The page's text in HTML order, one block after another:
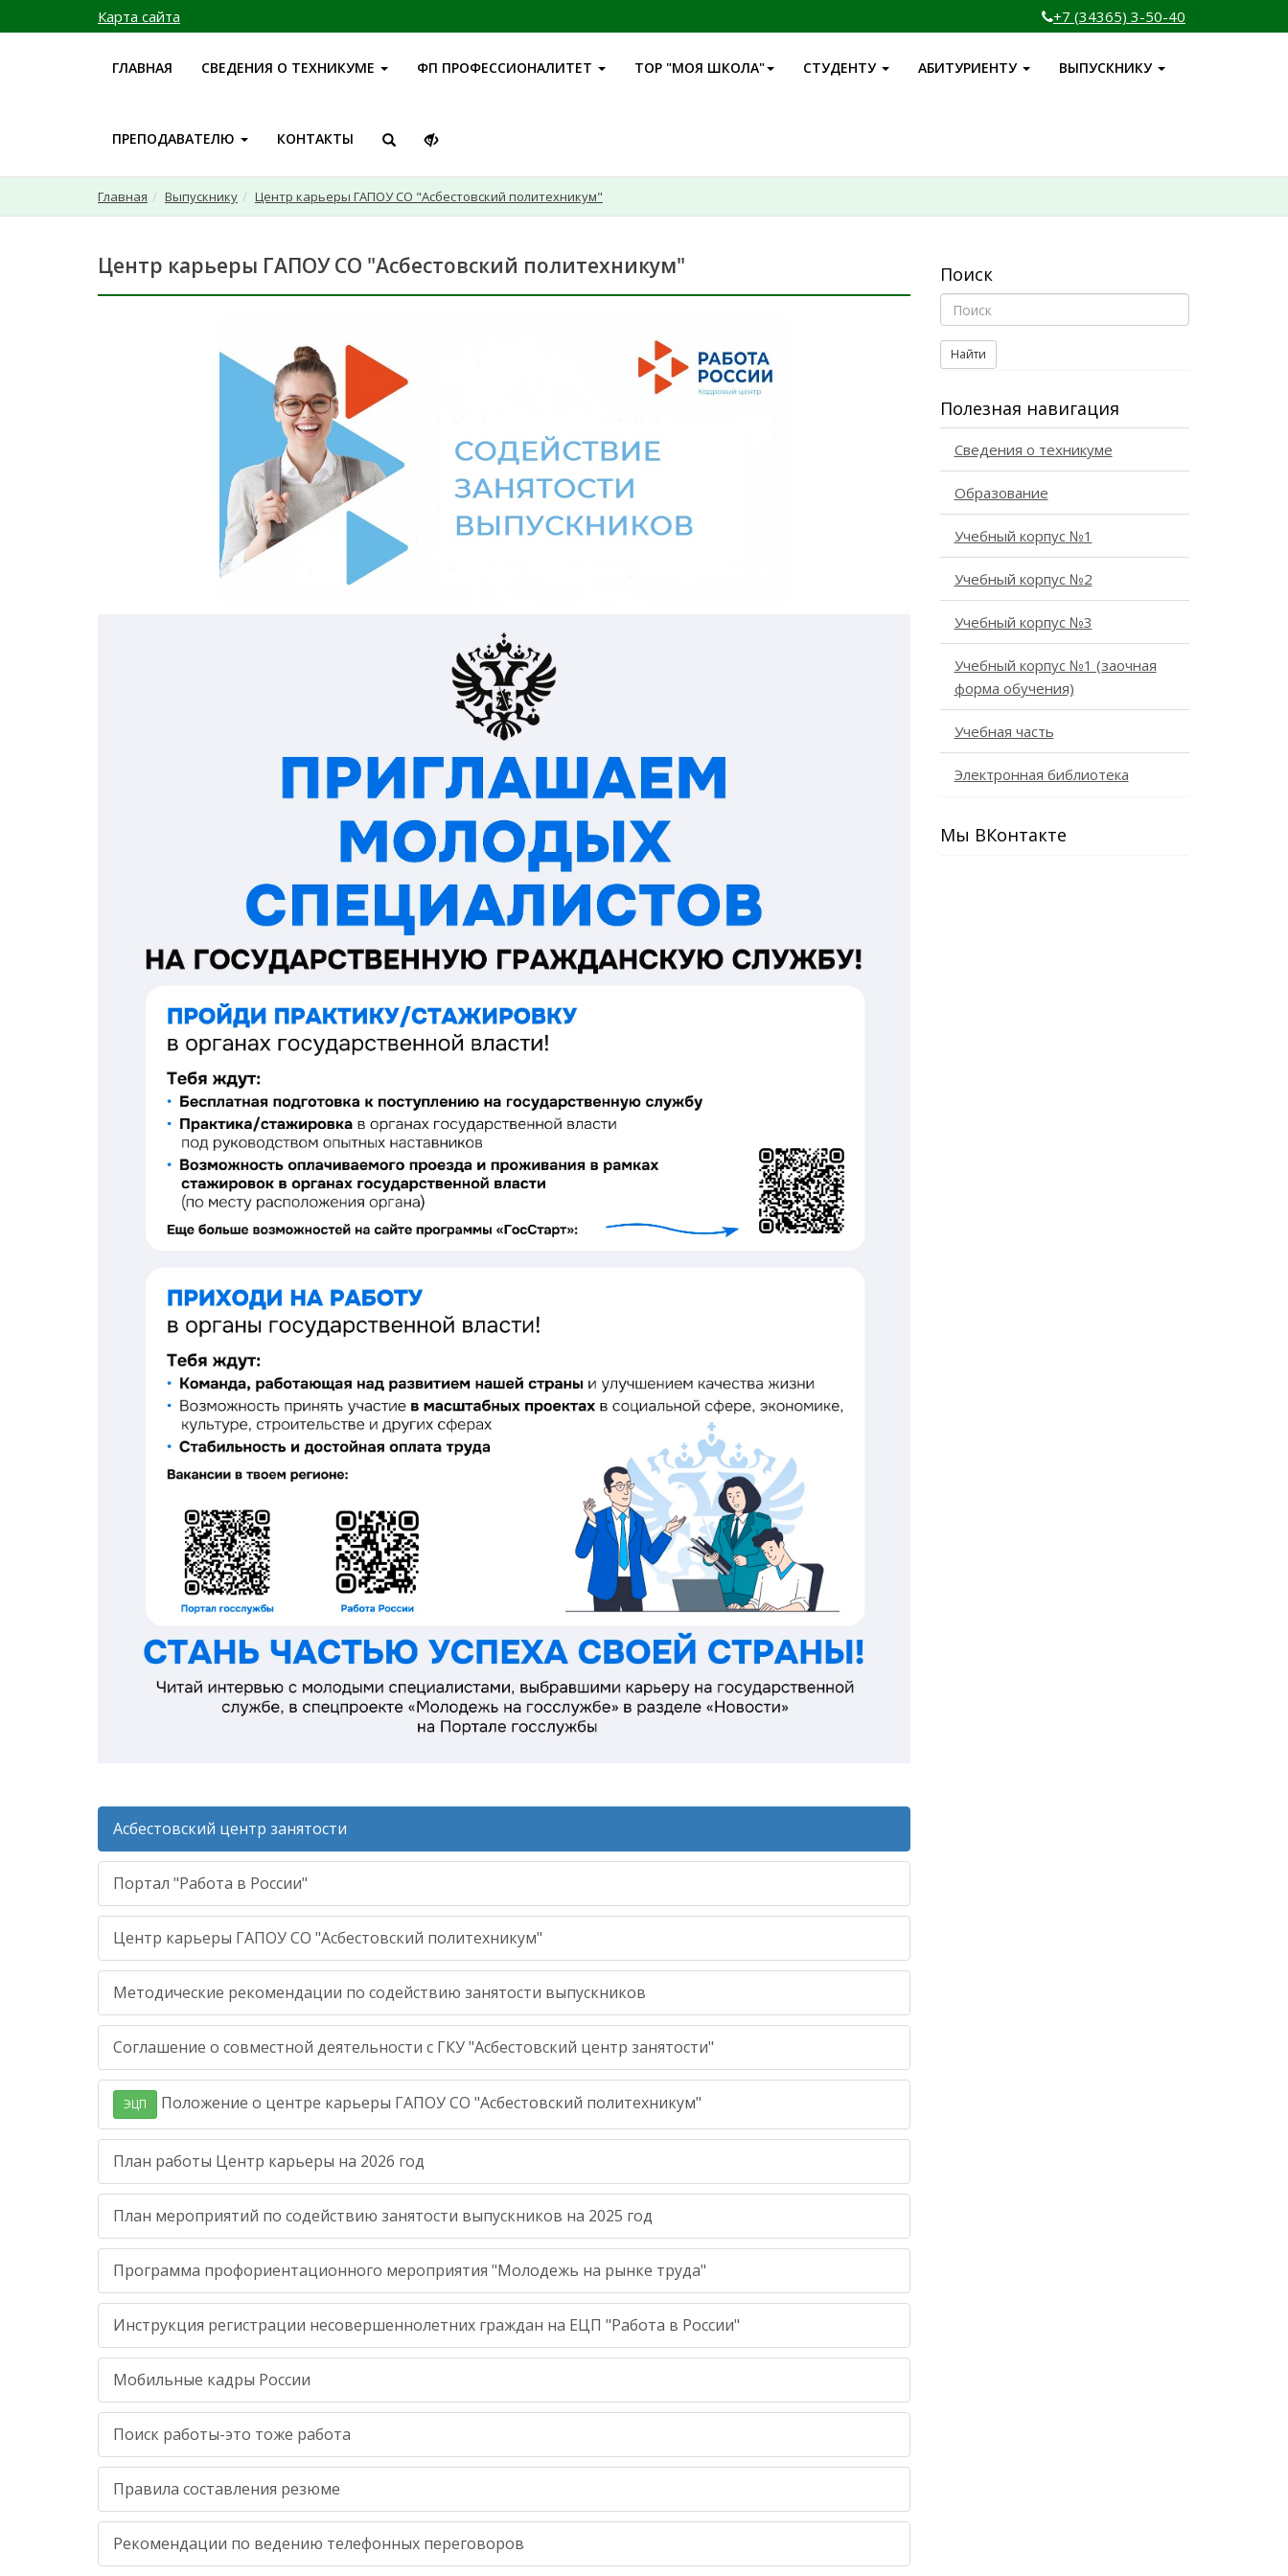
Карта сайта +7 (34365) 3-50-40
ГЛАВНАЯ СВЕДЕНИЯ О ТЕХНИКУМЕ ФП ПРОФЕССИОНАЛИТЕТ ТОР "МОЯ ШКОЛА" СТУДЕНТУ АБИТУРИЕНТУ ВЫПУСКНИКУ
ПРЕПОДАВАТЕЛЮ КОНТАКТЫ
Главная Выпускнику Центр карьеры ГАПОУ СО "Асбестовский политехникум"
Центр карьеры ГАПОУ СО "Асбестовский политехникум"
Асбестовский центр занятости
Портал "Работа в России"
Центр карьеры ГАПОУ СО "Асбестовский политехникум"
Методические рекомендации по содействию занятости выпускников
Соглашение о совместной деятельности с ГКУ "Асбестовский центр занятости"
ЭЦП Положение о центре карьеры ГАПОУ СО "Асбестовский политехникум"
План работы Центр карьеры на 2026 год
План мероприятий по содействию занятости выпускников на 2025 год
Программа профориентационного мероприятия "Молодежь на рынке труда"
Инструкция регистрации несовершеннолетних граждан на ЕЦП "Работа в России"
Мобильные кадры России
Поиск работы-это тоже работа
Правила составления резюме
Рекомендации по ведению телефонных переговоров
Поиск
Найти
Полезная навигация
Сведения о техникуме
Образование
Учебный корпус №1
Учебный корпус №2
Учебный корпус №3
Учебный корпус №1 (заочная
форма обучения)
Учебная часть
Электронная библиотека
Мы ВКонтакте